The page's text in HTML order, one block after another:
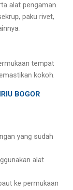
alat pengaman.
paku rivet,
tempat
kokoh.
BOGOR
yang sudah
alat
ke permukaan